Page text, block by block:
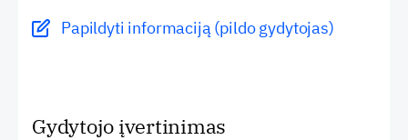
Papildyti informaciją (pildo gydytojas)
Gydytojo įvertinimas